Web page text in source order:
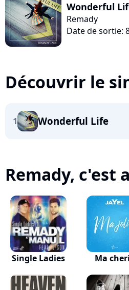
Wonderful
Remady
Date de sortie:
Découvrir le
1 Wonderful Life
Remady, c'est
Single Ladies Ma